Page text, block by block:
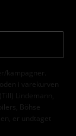
kampagner.
i varekurven
Lindemann,
Böhse
er undtaget